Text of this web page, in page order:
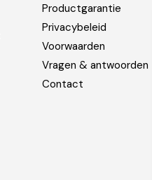
Productgarantie
Privacybeleid
Voorwaarden
Vragen & antwoorden
Contact